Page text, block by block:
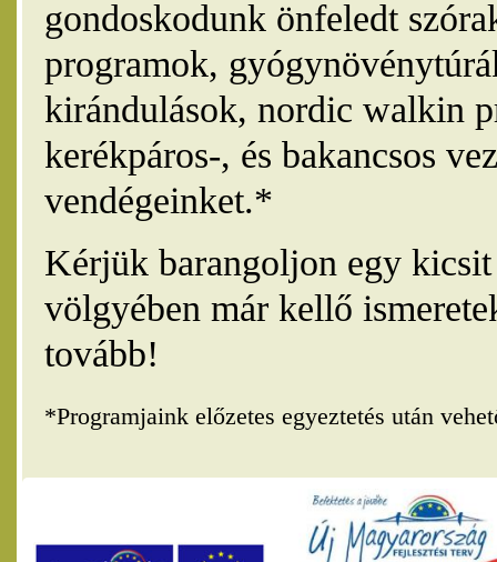
gondoskodunk önfeledt
programok,
kirándulások, nordic walkin
kerékpáros-, és bakancsos
vendégeinket.*
Kérjük barangoljon egy
völgyében már kellő
tovább!
*Programjaink előzetes egyeztetés után